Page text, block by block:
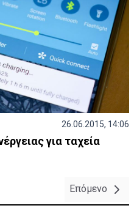
26.06.2015, 14:06
για ταχεία
Επόμενο